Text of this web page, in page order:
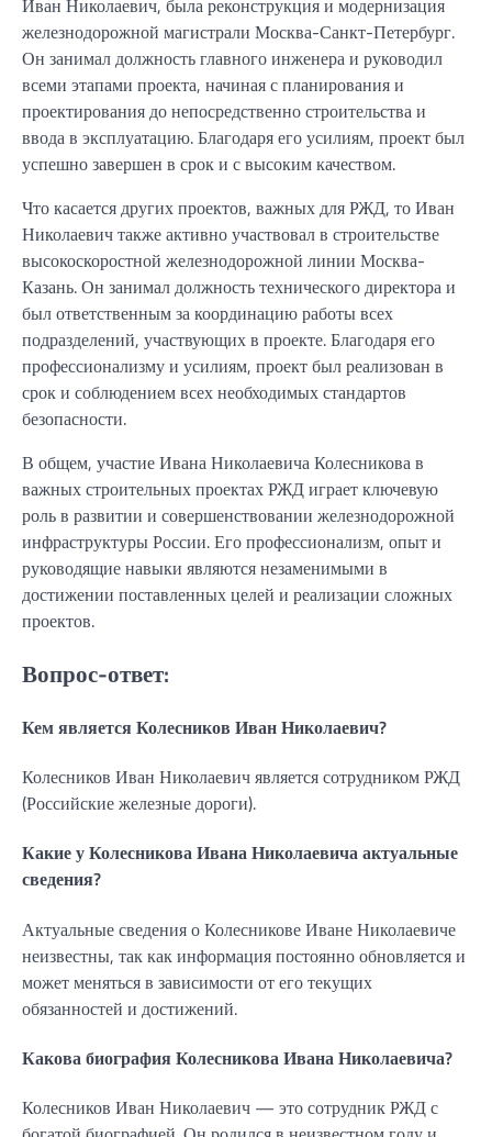
железнодорожной магистрали Москва-Санкт-Петербург.
Он занимал должность главного инженера и руководил
всеми этапами проекта, начиная с планирования и
проектирования до непосредственно строительства и
ввода в эксплуатацию. Благодаря его усилиям, проект был
успешно завершен в срок и с высоким качеством.
Что касается других проектов, важных для РЖД, то Иван
Николаевич также активно участвовал в строительстве
высокоскоростной железнодорожной линии Москва-
Казань. Он занимал должность технического директора и
был ответственным за координацию работы всех
подразделений, участвующих в проекте. Благодаря его
профессионализму и усилиям, проект был реализован в
срок и соблюдением всех необходимых стандартов
безопасности.
В общем, участие Ивана Николаевича Колесникова в
важных строительных проектах РЖД играет ключевую
роль в развитии и совершенствовании железнодорожной
инфраструктуры России. Его профессионализм, опыт и
руководящие навыки являются незаменимыми в
достижении поставленных целей и реализации сложных
проектов.
Вопрос-ответ:
Кем является Колесников Иван Николаевич?
Колесников Иван Николаевич является сотрудником РЖД
(Российские железные дороги).
Какие у Колесникова Ивана Николаевича актуальные
сведения?
Актуальные сведения о Колесникове Иване Николаевиче
неизвестны, так как информация постоянно обновляется и
может меняться в зависимости от его текущих
обязанностей и достижений.
Какова биография Колесникова Ивана Николаевича?
Колесников Иван Николаевич — это сотрудник РЖД с